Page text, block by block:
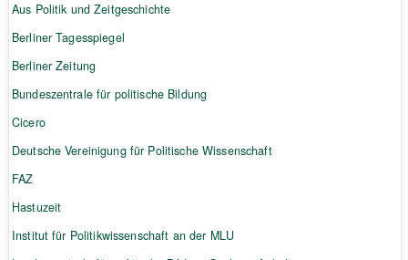
Aus Politik und Zeitgeschichte
Berliner Tagesspiegel
Berliner Zeitung
Bundeszentrale für politische Bildung
Cicero
Deutsche Vereinigung für Politische Wissenschaft
FAZ
Hastuzeit
Institut für Politikwissenschaft an der MLU